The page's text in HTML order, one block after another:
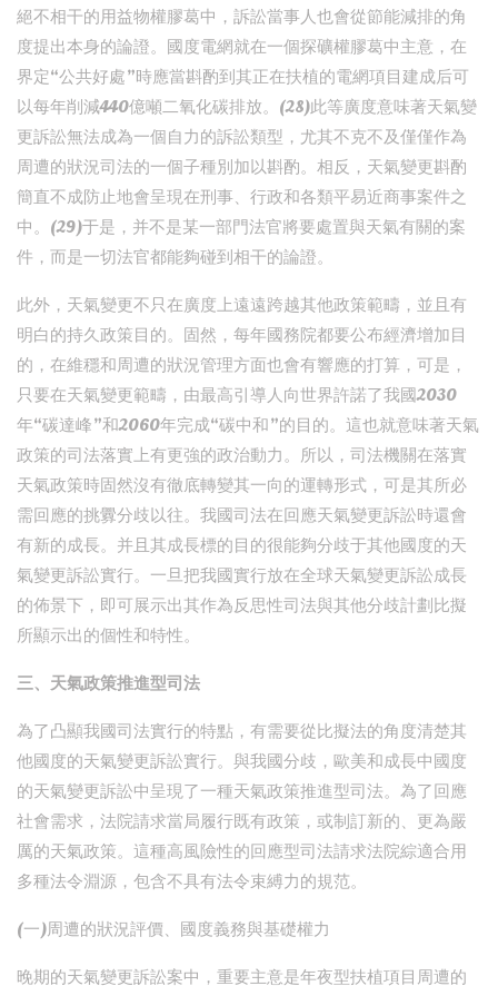
絕不相干的用益物權膠葛中，訴訟當事人也會從節能減排的角
度提出本身的論證。國度電網就在一個探礦權膠葛中主意，在
界定“公共好處”時應當斟酌到其正在扶植的電網項目建成后可
以每年削減440億噸二氧化碳排放。(28)此等廣度意味著天氣變
更訴訟無法成為一個自力的訴訟類型，尤其不克不及僅僅作為
周遭的狀況司法的一個子種別加以斟酌。相反，天氣變更斟酌
簡直不成防止地會呈現在刑事、行政和各類平易近商事案件之
中。(29)于是，并不是某一部門法官將要處置與天氣有關的案
件，而是一切法官都能夠碰到相干的論證。
此外，天氣變更不只在廣度上遠遠跨越其他政策範疇，並且有
明白的持久政策目的。固然，每年國務院都要公布經濟增加目
的，在維穩和周遭的狀況管理方面也會有響應的打算，可是，
只要在天氣變更範疇，由最高引導人向世界許諾了我國2030
年“碳達峰”和2060年完成“碳中和”的目的。這也就意味著天氣
政策的司法落實上有更強的政治動力。所以，司法機關在落實
天氣政策時固然沒有徹底轉變其一向的運轉形式，可是其所必
需回應的挑釁分歧以往。我國司法在回應天氣變更訴訟時還會
有新的成長。并且其成長標的目的很能夠分歧于其他國度的天
氣變更訴訟實行。一旦把我國實行放在全球天氣變更訴訟成長
的佈景下，即可展示出其作為反思性司法與其他分歧計劃比擬
所顯示出的個性和特性。
三、天氣政策推進型司法
為了凸顯我國司法實行的特點，有需要從比擬法的角度清楚其
他國度的天氣變更訴訟實行。與我國分歧，歐美和成長中國度
的天氣變更訴訟中呈現了一種天氣政策推進型司法。為了回應
社會需求，法院請求當局履行既有政策，或制訂新的、更為嚴
厲的天氣政策。這種高風險性的回應型司法請求法院綜適合用
多種法令淵源，包含不具有法令束縛力的規范。
(一)周遭的狀況評價、國度義務與基礎權力
晚期的天氣變更訴訟案中，重要主意是年夜型扶植項目周遭的